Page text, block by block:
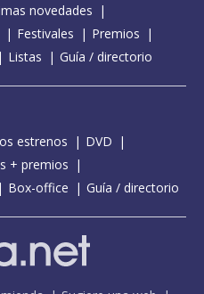
novedades
Festivales
Premios
Listas Guía / directorio
estrenos
DVD
+ premios
Box-office Guía / directorio